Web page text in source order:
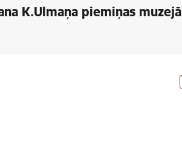
K.Ulmaņa piemiņas muzejā